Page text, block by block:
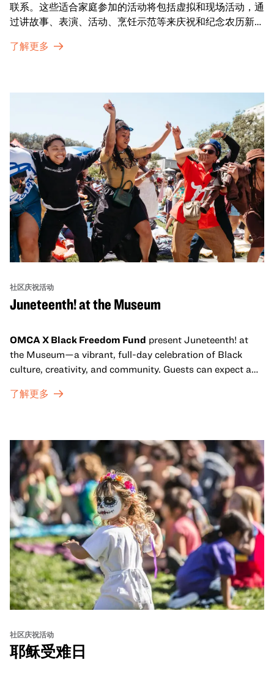
联系。这些适合家庭参加的活动将包括虚拟和现场活动，通
过讲故事、表演、活动、烹饪示范等来庆祝和纪念农历新年
通过亲身参与和虚拟的治疗圈来相互支持。
了解更多
社区庆祝活动
Juneteenth! at the Museum
OMCA X Black Freedom Fund present Juneteenth! at
the Museum—a vibrant, full-day celebration of Black
culture, creativity, and community. Guests can expect a
sets from boundary-pushing artists, delicious offerings
move, make, and connect in celebration of Black culture.
了解更多
社区庆祝活动
耶稣受难日